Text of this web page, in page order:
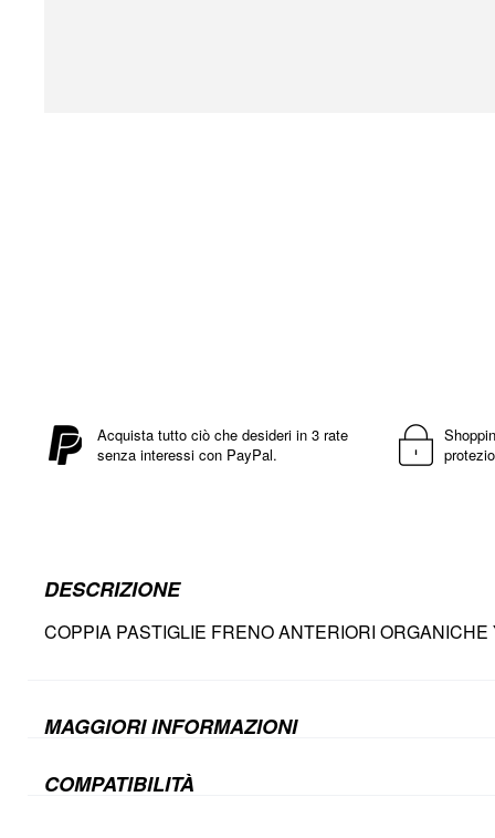
Acquista tutto ciò che desideri in 3 rate
senza interessi con PayPal.
DESCRIZIONE
COPPIA PASTIGLIE FRENO ANTERIORI
MAGGIORI INFORMAZIONI
COMPATIBILITÀ